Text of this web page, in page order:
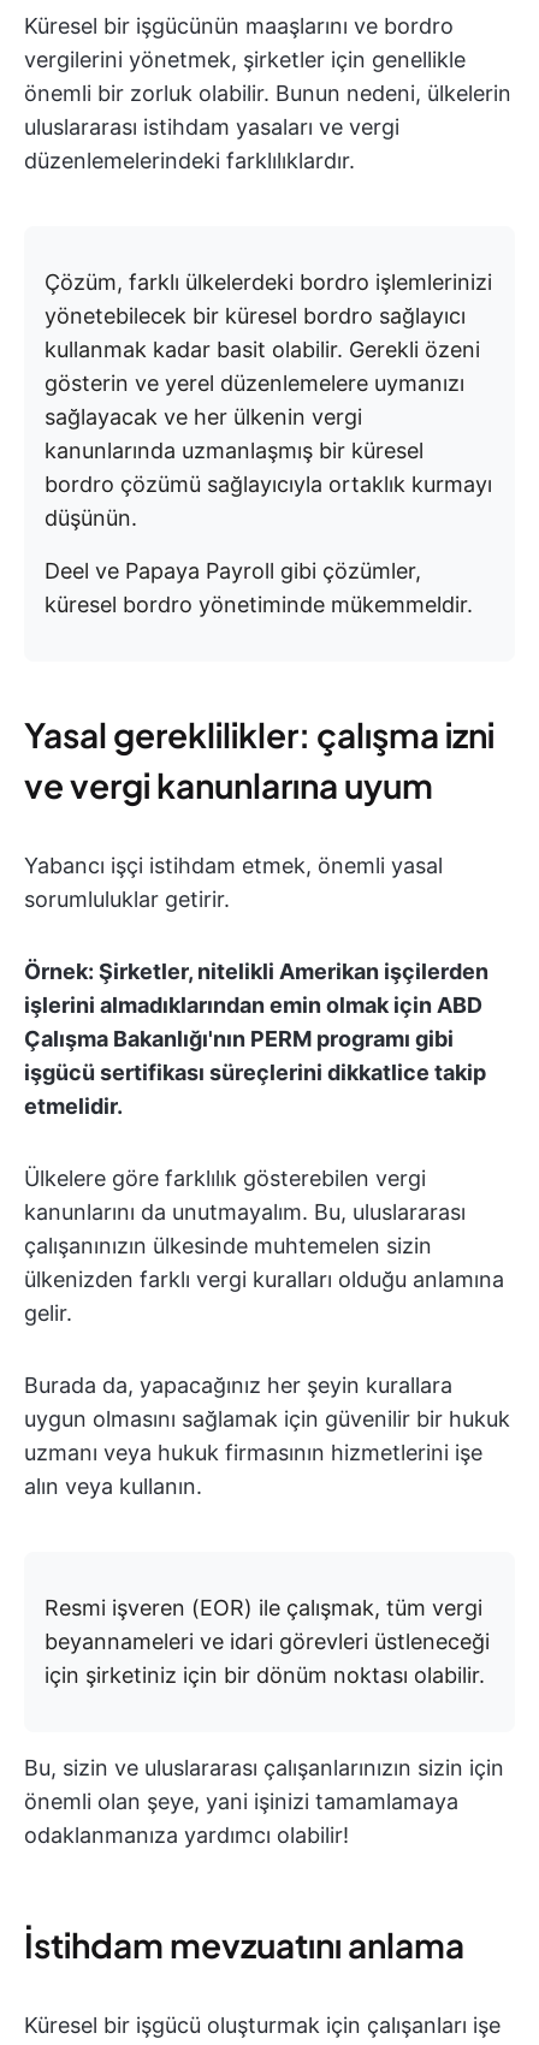
Küresel bir işgücünün maaşlarını ve bordro
vergilerini yönetmek, şirketler için genellikle
önemli bir zorluk olabilir. Bunun nedeni, ülkelerin
uluslararası istihdam yasaları ve vergi
düzenlemelerindeki farklılıklardır.
Çözüm, farklı ülkelerdeki bordro işlemlerinizi
yönetebilecek bir küresel bordro sağlayıcı
kullanmak kadar basit olabilir. Gerekli özeni
gösterin ve yerel düzenlemelere uymanızı
sağlayacak ve her ülkenin vergi
kanunlarında uzmanlaşmış bir küresel
bordro çözümü sağlayıcıyla ortaklık kurmayı
düşünün.
Deel ve Papaya Payroll gibi çözümler,
küresel bordro yönetiminde mükemmeldir.
Yasal gereklilikler: çalışma izni
ve vergi kanunlarına uyum
Yabancı işçi istihdam etmek, önemli yasal
sorumluluklar getirir.
Örnek: Şirketler, nitelikli Amerikan işçilerden
işlerini almadıklarından emin olmak için ABD
Çalışma Bakanlığı'nın PERM programı gibi
işgücü sertifikası süreçlerini dikkatlice takip
etmelidir.
Ülkelere göre farklılık gösterebilen vergi
kanunlarını da unutmayalım. Bu, uluslararası
çalışanınızın ülkesinde muhtemelen sizin
ülkenizden farklı vergi kuralları olduğu anlamına
gelir.
Burada da, yapacağınız her şeyin kurallara
uygun olmasını sağlamak için güvenilir bir hukuk
uzmanı veya hukuk firmasının hizmetlerini işe
alın veya kullanın.
Resmi işveren (EOR) ile çalışmak, tüm vergi
beyannameleri ve idari görevleri üstleneceği
için şirketiniz için bir dönüm noktası olabilir.
Bu, sizin ve uluslararası çalışanlarınızın sizin için
önemli olan şeye, yani işinizi tamamlamaya
odaklanmanıza yardımcı olabilir!
İstihdam mevzuatını anlama
Küresel bir işgücü oluşturmak için çalışanları işe